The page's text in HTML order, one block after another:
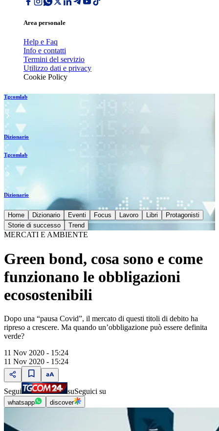
Area personale
Help e Faq
Info e contatti
Termini del servizio
Utilizzo dati e privacy
Cookie Policy
Tgcomlab
Dizionario
Tgcomlab
Dizionario
Home Dizionario Eventi Focus Lavoro Libri
Protagonisti
Storie di successo
Trend
MERCATI E AMBIENTE
Green bond, cosa sono e come
funzionano le obbligazioni
ecosostenibili
Dopo una “pausa Covid”, il mercato di questi titoli di debito ha
ripreso a crescere. Ma quando un’obbligazione può essere definita
verde?
11 Nov 2020 - 15:24
11 Nov 2020 - 15:24
Segui suSeguici su
whatsapp discover